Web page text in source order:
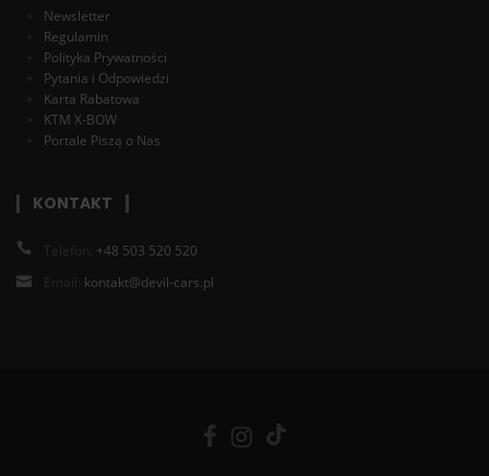
Newsletter
Regulamin
Polityka Prywatności
Pytania i Odpowiedzi
Karta Rabatowa
KTM X-BOW
Portale Piszą o Nas
KONTAKT
Telefon: +48 503 520 520
Email: kontakt@devil-cars.pl